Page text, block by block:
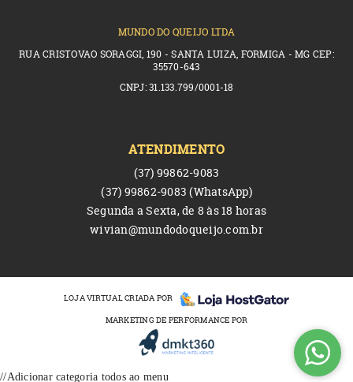
MUNDO DO QUEIJO LTDA
RUA CRISTOVAO SORAGGI, 190 - SANTA LUIZA, FORMIGA - MG CEP:
35570-643
CNPJ: 31.133.799/0001-18
ATENDIMENTO
(37) 99862-9083
(37) 99862-9083(WhatsApp)
Segunda a Sexta, de 8 às 18 horas
wivian@mundodoqueijo.com.br
LOJA VIRTUAL CRIADA POR
MARKETING DE PERFORMANCE POR
//Adicionar categoria todos ao menu